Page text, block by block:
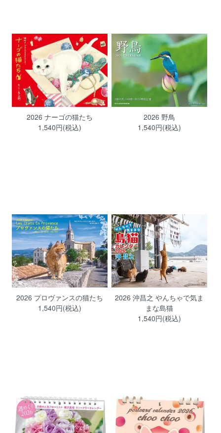
2026 ナーゴの猫たち
1,540円(税込)
2026 野鳥
1,540円(税込)
2026 プロヴァンスの猫たち
1,540円(税込)
2026 沖昌之 やんちゃで気ま
まな島猫
1,540円(税込)